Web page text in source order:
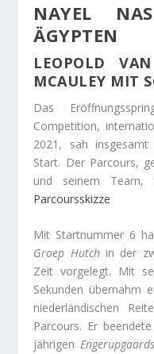
NAYEL
ÄGYPTEN
LEOPOLD
MCAULEY MIT
Das
Competition,
2021, sah
Start. Der Parcours,
und seinem
Parcoursskizze
Mit Startnummer 6
Groep Hutch in der
Zeit vorgelegt. Mit
Sekunden übernahm
niederländischen
Parcours. Er
jährigen